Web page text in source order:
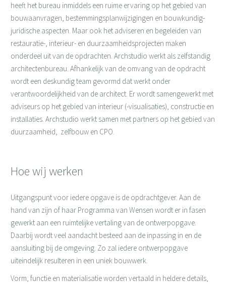
heeft het bureau inmiddels een ruime ervaring op het gebied van
bouwaanvragen, bestemmingsplanwijzigingen en bouwkundig-
juridische aspecten. Maar ook het adviseren en begeleiden van
restauratie-, interieur- en duurzaamheidsprojecten maken
onderdeel uit van de opdrachten. Archstudio werkt als zelfstandig
architectenbureau. Afhankelijk van de omvang van de opdracht
wordt een deskundig team gevormd dat werkt onder
verantwoordelijkheid van de architect. Er wordt samengewerkt met
adviseurs op het gebied van interieur (-visualisaties), constructie en
installaties. Archstudio werkt samen met partners op het gebied van
duurzaamheid, zelfbouw en CPO.
Hoe wij werken
Uitgangspunt voor iedere opgave is de opdrachtgever. Aan de
hand van zijn of haar Programma van Wensen wordt er in fasen
gewerkt aan een ruimtelijke vertaling van de ontwerpopgave.
Daarbij wordt veel aandacht besteed aan de inpassing in en de
aansluiting bij de omgeving. Zo zal iedere ontwerpopgave
uiteindelijk resulteren in een uniek bouwwerk.
Vorm, functie en materialisatie worden vertaald in heldere details,